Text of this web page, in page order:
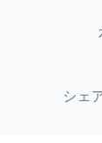
シェ